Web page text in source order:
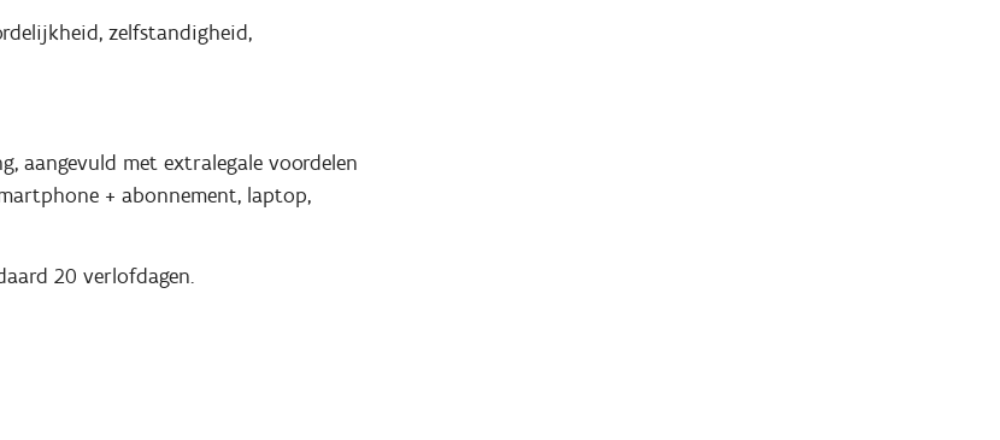
zelfstandigheid,
aangevuld met extralegale voordelen
+ abonnement, laptop,
20 verlofdagen.